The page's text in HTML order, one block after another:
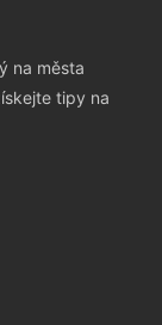
na města
tipy na